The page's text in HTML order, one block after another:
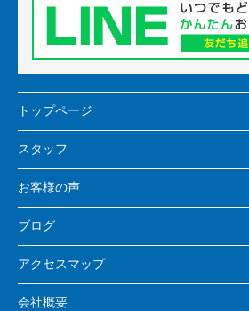
トップページ
スタッフ
お客様の声
ブログ
アクセスマップ
会社概要